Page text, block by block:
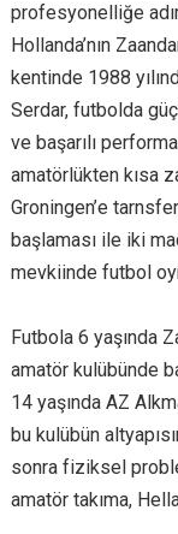
profesyonelliğe
Hollanda’nın
kentinde 1988
Serdar, futbolda
ve başarılı
amatörlükten kısa
Groningen’e
başlaması ile iki
mevkiinde futbol
Futbola 6 yaşında
amatör kulübünde
14 yaşında AZ
bu kulübün
sonra fiziksel
amatör takıma,